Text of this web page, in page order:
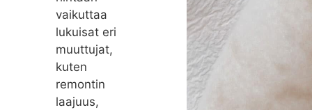
vaikuttaa
lukuisat eri
muuttujat,
kuten
remontin
laajuus,